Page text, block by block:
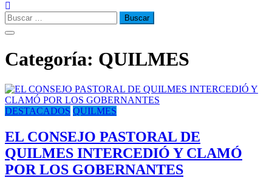
Buscar:
Categoría: QUILMES
DESTACADOS QUILMES
EL CONSEJO PASTORAL DE
QUILMES INTERCEDIÓ Y CLAMÓ
POR LOS GOBERNANTES